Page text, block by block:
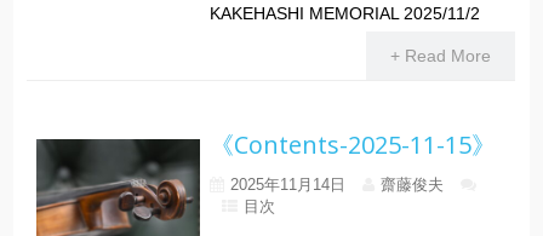
KAKEHASHI MEMORIAL 2025/11/2
+ Read More
《Contents-2025-11-15》
2025年11月14日
齋藤俊夫
目次